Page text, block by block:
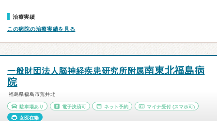
治療実績
この病院の治療実績を見る
一般財団法人脳神経疾患研究所附属南東北福島病
院
福島県福島市荒井北
駐車場あり 電子決済可 ネット予約 マイナ受付 (スマホ可)
女医在籍